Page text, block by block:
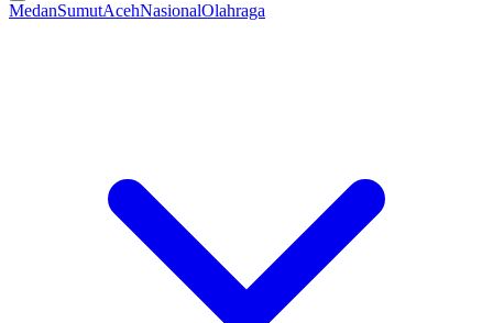
MedanSumutAcehNasionalOlahraga